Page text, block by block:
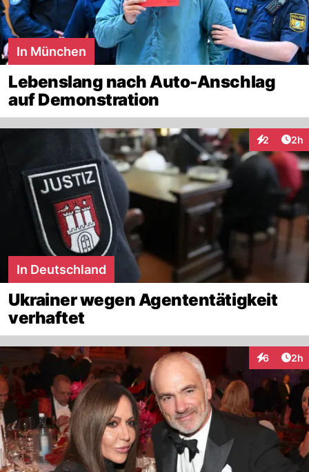
In München
Lebenslang nach Auto-Anschlag
auf Demonstration
2 2h
In Deutschland
Ukrainer wegen Agententätigkeit
verhaftet
6 2h